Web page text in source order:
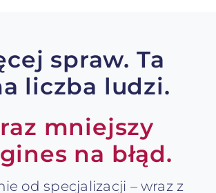
spraw. Ta
liczba ludzi.
mniejszy
na błąd.
od specjalizacji – wraz z